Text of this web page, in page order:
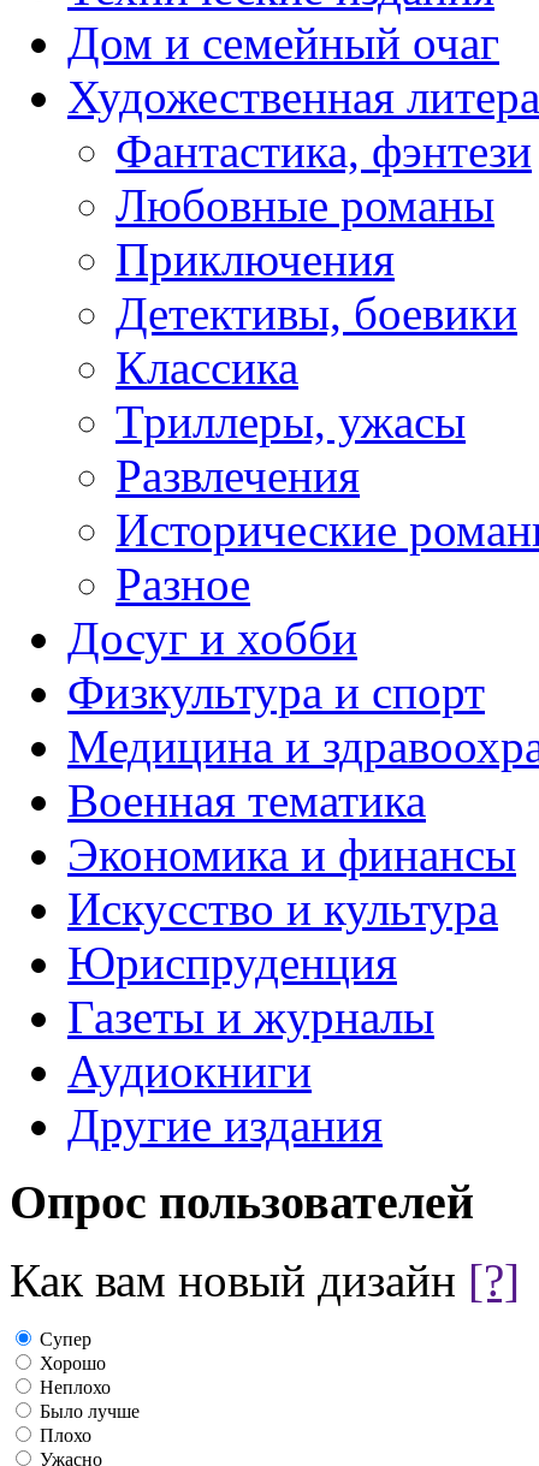
Дом и семейный очаг
Художественная
Фантастика, фэнтези
Любовные романы
Приключения
Детективы, боевики
Классика
Триллеры, ужасы
Развлечения
Исторические
Разное
Досуг и хобби
Физкультура и спорт
Медицина и
Военная тематика
Экономика и финансы
Искусство и культура
Юриспруденция
Газеты и журналы
Аудиокниги
Другие издания
Опрос пользователей
Как вам новый дизайн [?]
Супер
Хорошо
Неплохо
Было лучше
Плохо
Ужасно